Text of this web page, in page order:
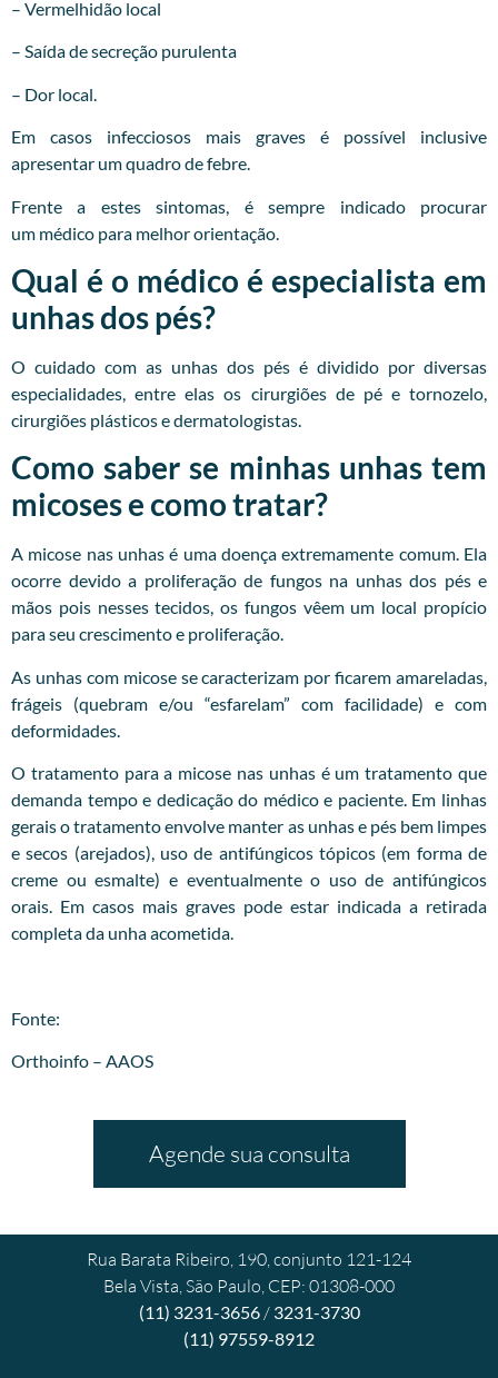
– Vermelhidão local
– Saída de secreção purulenta
– Dor local.
Em casos infecciosos mais graves é possível inclusive
apresentar um quadro de febre.
Frente a estes sintomas, é sempre indicado procurar
um médico para melhor orientação.
Qual é o médico é especialista em
unhas dos pés?
O cuidado com as unhas dos pés é dividido por diversas
especialidades, entre elas os cirurgiões de pé e tornozelo,
cirurgiões plásticos e dermatologistas.
Como saber se minhas unhas tem
micoses e como tratar?
A micose nas unhas é uma doença extremamente comum. Ela
ocorre devido a proliferação de fungos na unhas dos pés e
mãos pois nesses tecidos, os fungos vêem um local propício
para seu crescimento e proliferação.
As unhas com micose se caracterizam por ficarem amareladas,
frágeis (quebram e/ou “esfarelam” com facilidade) e com
deformidades.
O tratamento para a micose nas unhas é um tratamento que
demanda tempo e dedicação do médico e paciente. Em linhas
gerais o tratamento envolve manter as unhas e pés bem limpes
e secos (arejados), uso de antifúngicos tópicos (em forma de
creme ou esmalte) e eventualmente o uso de antifúngicos
orais. Em casos mais graves pode estar indicada a retirada
completa da unha acometida.
Fonte:
Orthoinfo – AAOS
Agende sua consulta
Rua Barata Ribeiro, 190, conjunto 121-124
Bela Vista, São Paulo, CEP: 01308-000
(11) 3231-3656/ 3231-3730
(11) 97559-8912